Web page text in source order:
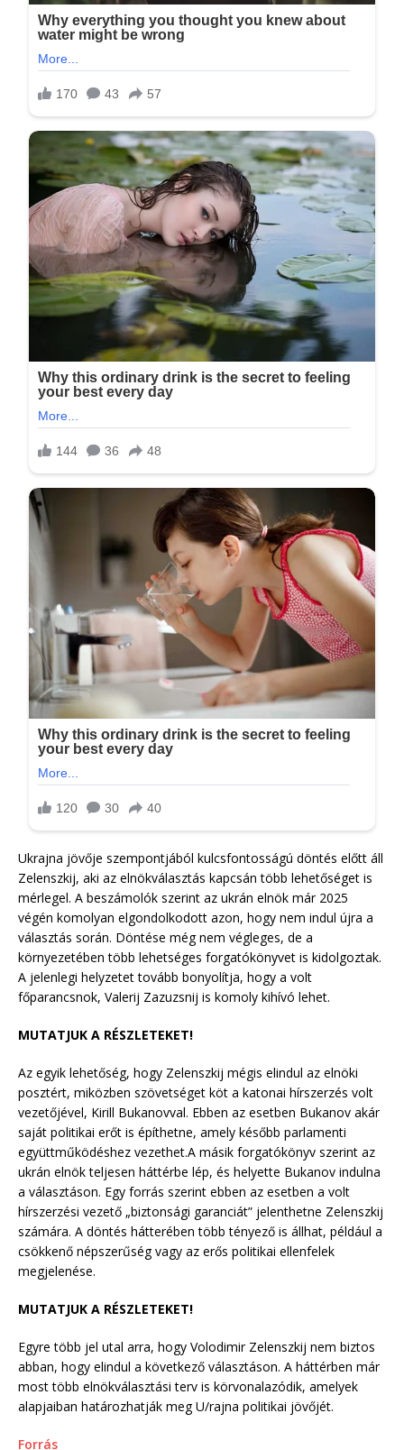
Ukrajna jövője szempontjából kulcsfontosságú döntés előtt áll
Zelenszkij, aki az elnökválasztás kapcsán több lehetőséget is
mérlegel. A beszámolók szerint az ukrán elnök már 2025
végén komolyan elgondolkodott azon, hogy nem indul újra a
választás során. Döntése még nem végleges, de a
környezetében több lehetséges forgatókönyvet is kidolgoztak.
A jelenlegi helyzetet tovább bonyolítja, hogy a volt
főparancsnok, Valerij Zazuzsnij is komoly kihívó lehet.
MUTATJUK A RÉSZLETEKET!
Az egyik lehetőség, hogy Zelenszkij mégis elindul az elnöki
posztért, miközben szövetséget köt a katonai hírszerzés volt
vezetőjével, Kirill Bukanovval. Ebben az esetben Bukanov akár
saját politikai erőt is építhetne, amely később parlamenti
együttműködéshez vezethet.A másik forgatókönyv szerint az
ukrán elnök teljesen háttérbe lép, és helyette Bukanov indulna
a választáson. Egy forrás szerint ebben az esetben a volt
hírszerzési vezető „biztonsági garanciát” jelenthetne Zelenszkij
számára. A döntés hátterében több tényező is állhat, például a
csökkenő népszerűség vagy az erős politikai ellenfelek
megjelenése.
MUTATJUK A RÉSZLETEKET!
Egyre több jel utal arra, hogy Volodimir Zelenszkij nem biztos
abban, hogy elindul a következő választáson. A háttérben már
most több elnökválasztási terv is körvonalazódik, amelyek
alapjaiban határozhatják meg U/rajna politikai jövőjét.
Forrás